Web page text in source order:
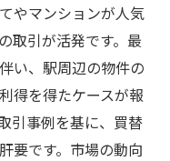
イント
防ぐ方法
を確認
用する
選び
やマンションが人気
取引が活発です。最
い、駅周辺の物件の
得を得たケースが報
引事例を基に、買替
要です。市場の動向